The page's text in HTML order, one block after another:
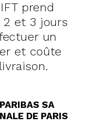
prend
et 3 jours
un
et coûte
SA
DE PARIS